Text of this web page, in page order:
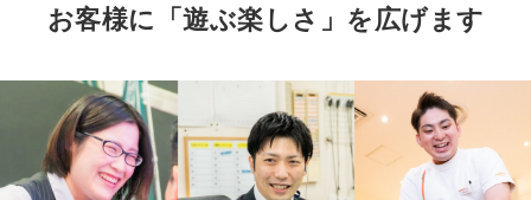
お客様に「遊ぶ楽しさ」を広げます